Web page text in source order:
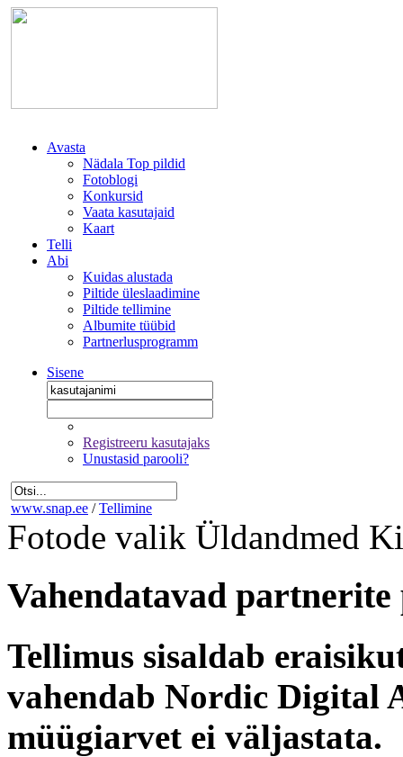
Avasta
Nädala Top pildid
Fotoblogi
Konkursid
Vaata kasutajaid
Kaart
Telli
Abi
Kuidas alustada
Piltide üleslaadimine
Piltide tellimine
Albumite tüübid
Partnerlusprogramm
Sisene
Registreeru kasutajaks
Unustasid parooli?
www.snap.ee / Tellimine
Fotode valik Üldandmed
Vahendatavad
Tellimus sisaldab
vahendab Nordic Digital
müügiarvet ei väljastata.